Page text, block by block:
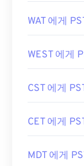
WAT 에게
WEST 에게
CST 에게
CET 에게
MDT 에게